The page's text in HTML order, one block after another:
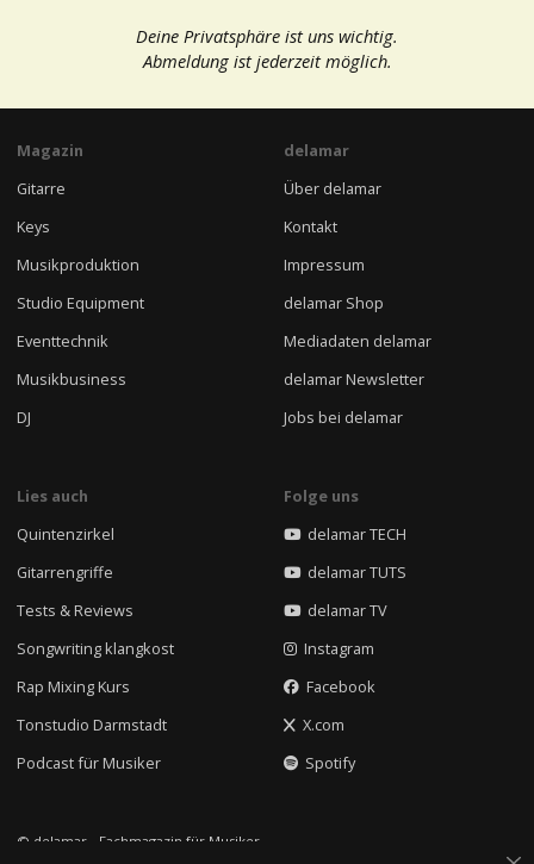
Deine Privatsphäre ist uns wichtig.
Abmeldung ist jederzeit möglich.
Magazin
Gitarre
Keys
Musikproduktion
Studio Equipment
Eventtechnik
Musikbusiness
DJ
delamar
Über delamar
Kontakt
Impressum
delamar Shop
Mediadaten delamar
delamar Newsletter
Jobs bei delamar
Lies auch
Quintenzirkel
Gitarrengriffe
Tests & Reviews
Songwriting klangkost
Rap Mixing Kurs
Tonstudio Darmstadt
Podcast für Musiker
Folge uns
delamar TECH
delamar TUTS
delamar TV
Instagram
Facebook
X.com
Spotify
© delamar - Fachmagazin für Musiker